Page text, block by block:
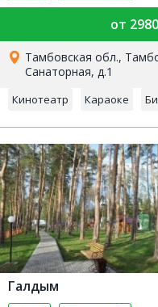
от
Тамбовская обл.,
Санаторная, д.1
Кинотеатр Караоке
Галдым